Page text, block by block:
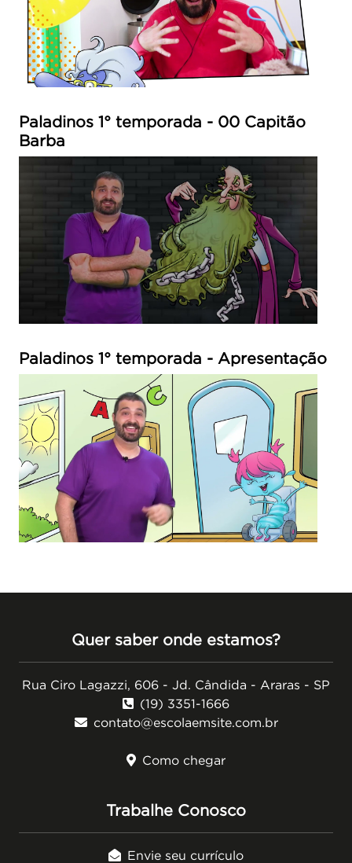
Paladinos 1° temporada - 00 Capitão
Barba
Paladinos 1° temporada - Apresentação
Quer saber onde estamos?
Rua Ciro Lagazzi, 606 - Jd. Cândida - Araras - SP
(19) 3351-1666
contato@escolaemsite.com.br
Como chegar
Trabalhe Conosco
Envie seu currículo